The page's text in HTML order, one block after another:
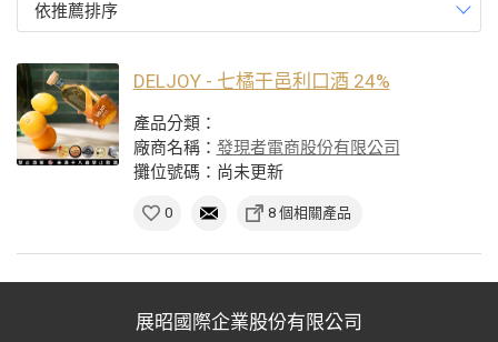
依推薦排序
DELJOY - 七橘干邑利口酒 24%
產品分類：
廠商名稱： 發現者電商股份有限公司
攤位號碼：尚未更新
0 8 個相關產品
展昭國際企業股份有限公司